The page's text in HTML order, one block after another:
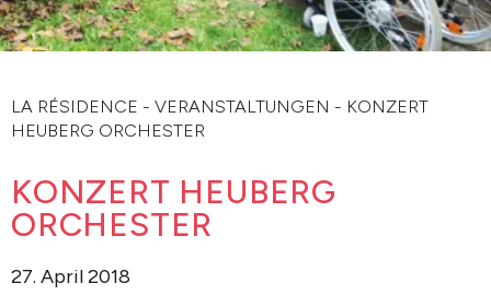
LA RÉSIDENCE - VERANSTALTUNGEN - KONZERT
HEUBERG ORCHESTER
KONZERT HEUBERG
ORCHESTER
27. April 2018